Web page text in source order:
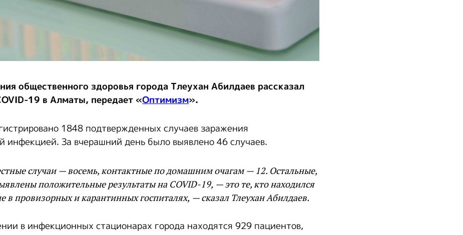
общественного здоровья города Тлеухан Абилдаев рассказал
19 в Алматы, передает «Оптимизм».
1848 подтвержденных случаев заражения
инфекцией. За вчерашний день было выявлено 46 случаев.
случаи — восемь, контактные по домашним очагам — 12. Остальные,
положительные результаты на COVID-19, — это те, кто находился
в провизорных и карантинных госпиталях, — сказал Тлеухан Абилдаев.
в инфекционных стационарах города находятся 929 пациентов,